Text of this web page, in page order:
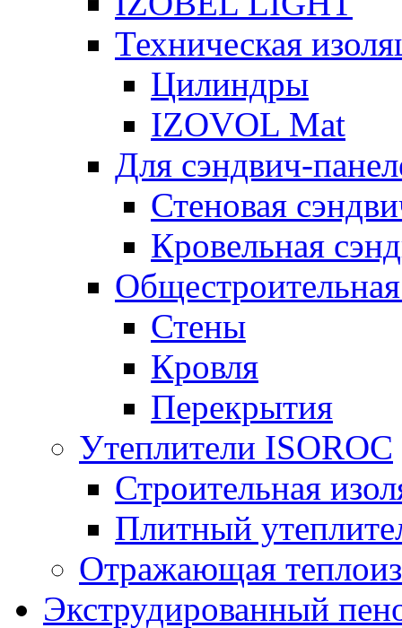
Техническая
Цилиндры
IZOVOL Mat
Для сэндвич-
Стеновая
Кровельная
Стены
Кровля
Перекрытия
Утеплители ISOROC
Строительная
Плитный
Отражающая
Экструдированный